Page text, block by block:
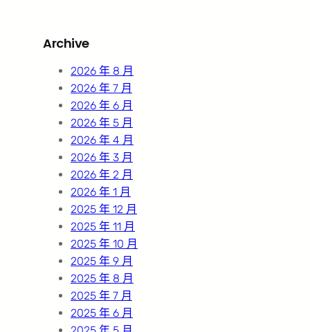
c
Archive
2026 年 8 月
2026 年 7 月
2026 年 6 月
2026 年 5 月
2026 年 4 月
2026 年 3 月
2026 年 2 月
2026 年 1 月
2025 年 12 月
2025 年 11 月
2025 年 10 月
2025 年 9 月
2025 年 8 月
2025 年 7 月
2025 年 6 月